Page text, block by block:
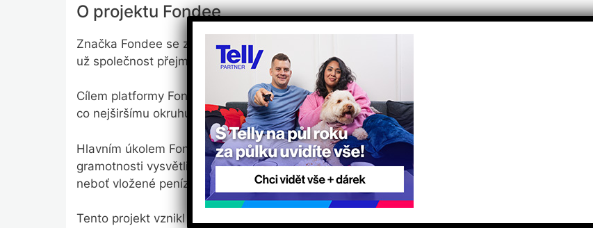
O projektu Fondee
Značka Fondee se zrodila v roce 2017, tehdy ještě jako Square Share s.r.o. O rok později se
už společnost přejmenovala na Fondee.
Cílem platformy Fondee je především stát se uživatelsky přívětivou a přiblížit tak investování
co nejširšímu okruhu běžných lidí.
Hlavním úkolem Fondee je nejen přimět lidi k investování, ale v rámci zvýšení finanční
gramotnosti vysvětlit, že ponechávání prostředků na bankovním účtu není vždy optimální,
neboť vložené peníze ztrácejí na hodnotě.
Tento projekt vznikl jako start up, o který se jeho zakladatelé starají dodnes. Oba mají bohaté